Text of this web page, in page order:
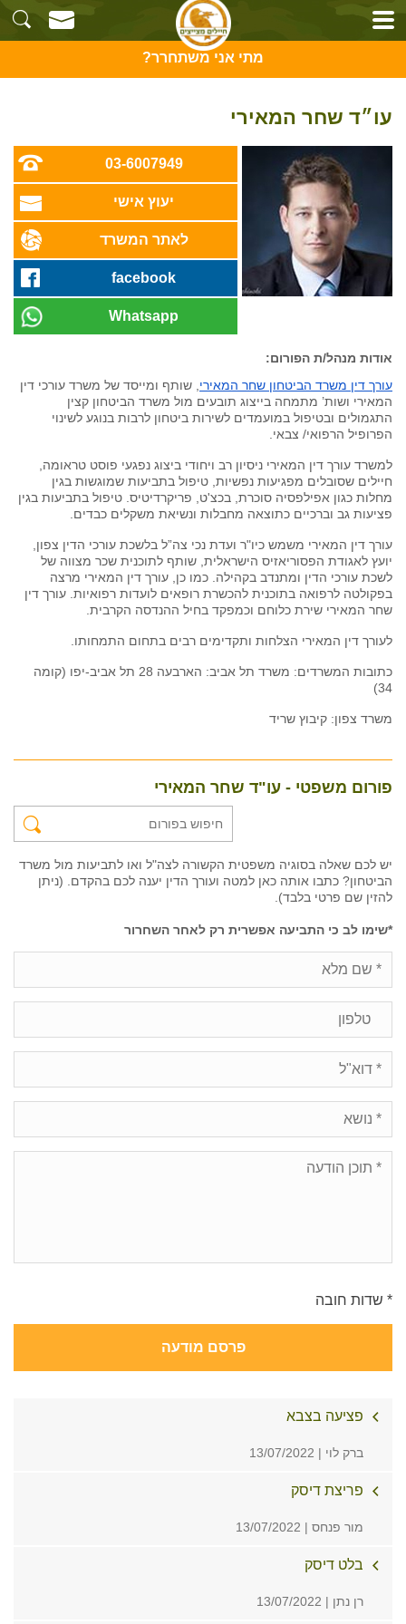
מתי אני משתחרר?
עו״ד שחר המאירי
03-6007949
יעוץ אישי
לאתר המשרד
facebook
Whatsapp
אודות מנהל/ת הפורום:
עורך דין משרד הביטחון שחר המאירי , שותף ומייסד של משרד עורכי דין
המאירי ושות’ מתמחה בייצוג תובעים מול משרד הביטחון קצין
התגמולים ובטיפול במועמדים לשירות ביטחון לרבות בנוגע לשינוי
הפרופיל הרפואי/ צבאי.
למשרד עורך דין המאירי ניסיון רב ויחודי ביצוג נפגעי פוסט טראומה,
חיילים שסובלים מפגיעות נפשיות, טיפול בתביעות שמוגשות בגין
מחלות כגון אפילפסיה סוכרת, בכצ'ט, פריקרדיטיס. טיפול בתביעות בגין
פציעות גב וברכיים כתוצאה מחבלות ונשיאת משקלים כבדים.
עורך דין המאירי משמש כיו"ר ועדת נכי צה”ל בלשכת עורכי הדין צפון,
יועץ לאגודת הפסוריאזיס הישראלית, שותף לתוכנית שכר מצווה של
לשכת עורכי הדין ומתנדב בקהילה. כמו כן, עורך דין המאירי מרצה
בפקולטה לרפואה בתוכנית להכשרת רופאים לועדות רפואיות. עורך דין
שחר המאירי שירת כלוחם וכמפקד בחיל ההנדסה הקרבית.
לעורך דין המאירי הצלחות ותקדימים רבים בתחום התמחותו.
כתובות המשרדים: משרד תל אביב: הארבעה 28 תל אביב-יפו (קומה
34)
משרד צפון: קיבוץ שריד
פורום משפטי - עו"ד שחר המאירי
יש לכם שאלה בסוגיה משפטית הקשורה לצה"ל ואו לתביעות מול משרד
הביטחון? כתבו אותה כאן למטה ועורך הדין יענה לכם בהקדם. (ניתן
להזין שם פרטי בלבד).
*שימו לב כי התביעה אפשרית רק לאחר השחרור
* שדות חובה
פרסם מודעה
פציעה בצבא
ברק לוי | 13/07/2022
פריצת דיסק
מור פנחס | 13/07/2022
בלט דיסק
רן נתן | 13/07/2022